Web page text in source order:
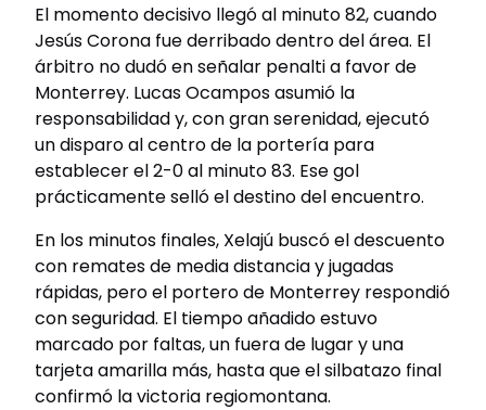
El momento decisivo llegó al minuto 82, cuando
Jesús Corona fue derribado dentro del área. El
árbitro no dudó en señalar penalti a favor de
Monterrey. Lucas Ocampos asumió la
responsabilidad y, con gran serenidad, ejecutó
un disparo al centro de la portería para
establecer el 2-0 al minuto 83. Ese gol
prácticamente selló el destino del encuentro.
En los minutos finales, Xelajú buscó el descuento
con remates de media distancia y jugadas
rápidas, pero el portero de Monterrey respondió
con seguridad. El tiempo añadido estuvo
marcado por faltas, un fuera de lugar y una
tarjeta amarilla más, hasta que el silbatazo final
confirmó la victoria regiomontana.